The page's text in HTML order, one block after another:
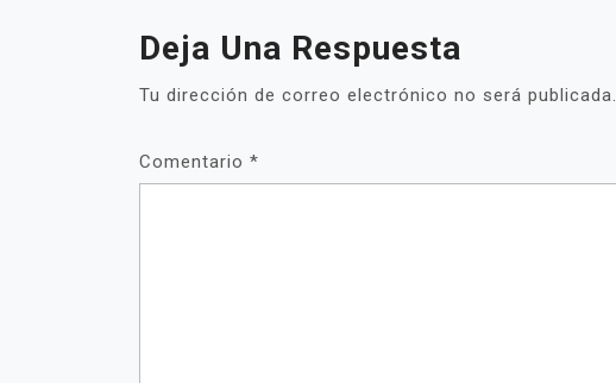
Deja Una Respuesta
Tu dirección de correo electrónico no será publicada.
Comentario *